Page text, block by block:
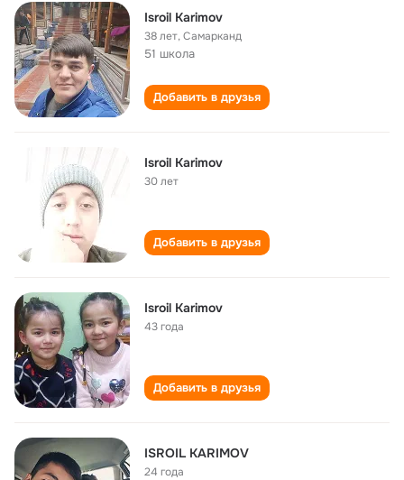
Isroil Karimov
38 лет,Самарканд
51 школа
Добавить в друзья
Isroil Karimov
30 лет
Добавить в друзья
Isroil Karimov
43 года
Добавить в друзья
ISROIL KARIMOV
24 года